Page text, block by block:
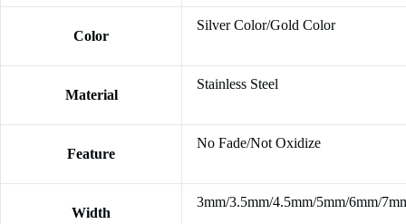
Color
Silver Color/Gold Color
Material
Stainless Steel
Feature
No Fade/Not Oxidize
Width
3mm/3.5mm/4.5mm/5mm/6mm/